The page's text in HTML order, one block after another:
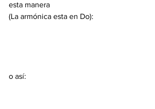
esta manera
(La armónica esta en Do):
o así: